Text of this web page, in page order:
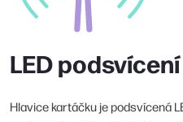
LED podsvícení
Hlavice kartáčku je podsvícená